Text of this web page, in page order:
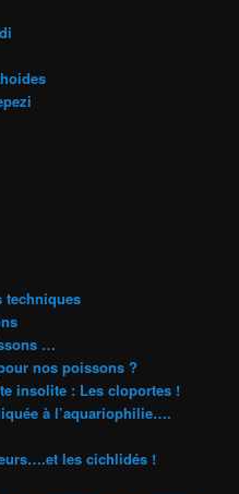
techniques
…
nos poissons ?
insolite : Les cloportes !
à l’aquariophilie….
les cichlidés !